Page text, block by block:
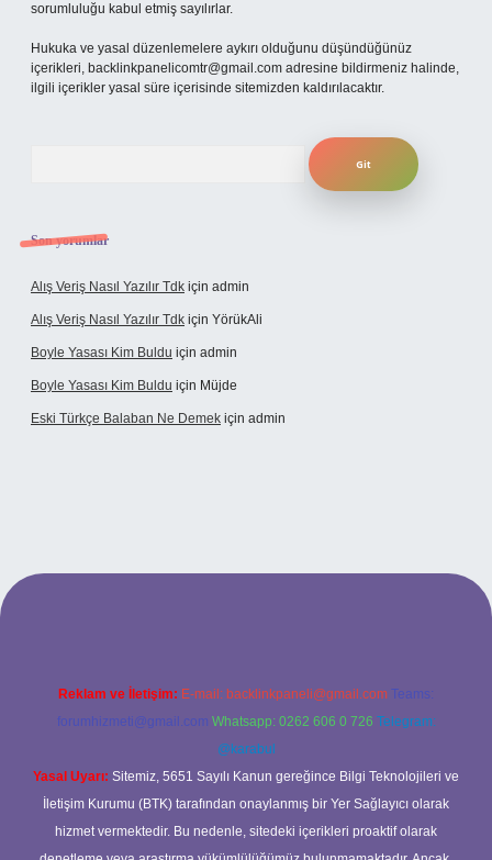
sorumluluğu kabul etmiş sayılırlar.
Hukuka ve yasal düzenlemelere aykırı olduğunu düşündüğünüz
içerikleri, backlinkpanelicomtr@gmail.com adresine bildirmeniz halinde,
ilgili içerikler yasal süre içerisinde sitemizden kaldırılacaktır.
Son yorumlar
Alış Veriş Nasıl Yazılır Tdk için admin
Alış Veriş Nasıl Yazılır Tdk için YörükAli
Boyle Yasası Kim Buldu için admin
Boyle Yasası Kim Buldu için Müjde
Eski Türkçe Balaban Ne Demek için admin
betci casino
Reklam ve İletişim: E-mail: backlinkpaneli@gmail.com Teams:
forumhizmeti@gmail.com Whatsapp: 0262 606 0 726 Telegram:
@karabul
Yasal Uyarı: Sitemiz, 5651 Sayılı Kanun gereğince Bilgi Teknolojileri ve
İletişim Kurumu (BTK) tarafından onaylanmış bir Yer Sağlayıcı olarak
hizmet vermektedir. Bu nedenle, sitedeki içerikleri proaktif olarak